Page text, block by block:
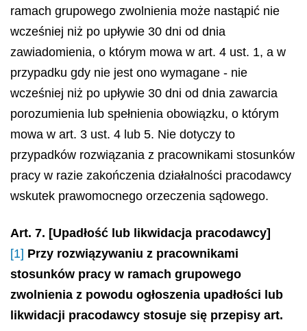
ramach grupowego zwolnienia może nastąpić nie
wcześniej niż po upływie 30 dni od dnia
zawiadomienia, o którym mowa w art. 4 ust. 1, a w
przypadku gdy nie jest ono wymagane - nie
wcześniej niż po upływie 30 dni od dnia zawarcia
porozumienia lub spełnienia obowiązku, o którym
mowa w art. 3 ust. 4 lub 5. Nie dotyczy to
przypadków rozwiązania z pracownikami stosunków
pracy w razie zakończenia działalności pracodawcy
wskutek prawomocnego orzeczenia sądowego.
Art. 7. [Upadłość lub likwidacja pracodawcy]
[1] Przy rozwiązywaniu z pracownikami
stosunków pracy w ramach grupowego
zwolnienia z powodu ogłoszenia upadłości lub
likwidacji pracodawcy stosuje się przepisy art.